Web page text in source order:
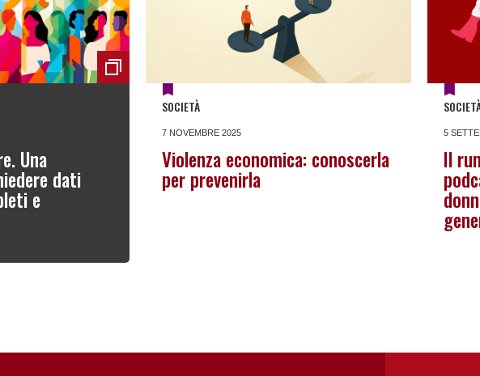
Una
dati
e
SOCIETÀ
7 NOVEMBRE 2025
Violenza economica: conoscerla
per prevenirla
5
Il